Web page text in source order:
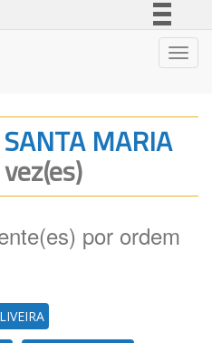
Legislação
Canais
MARIA
por ordem